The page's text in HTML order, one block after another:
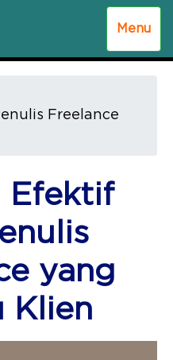
Menu
Freelance
Efektif
yang
Klien